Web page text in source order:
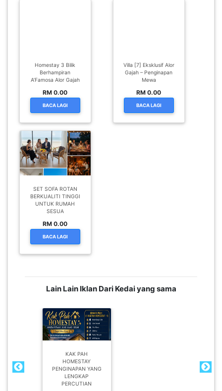
Homestay 3 Bilik
Berhampiran
A’Famosa Alor Gajah
RM 0.00
BACA LAGI
Villa [7] Eksklusif Alor
Gajah – Penginapan
Mewa
RM 0.00
BACA LAGI
SET SOFA ROTAN
BERKUALITI TINGGI
UNTUK RUMAH
SESUA
RM 0.00
BACA LAGI
Lain Lain Iklan Dari Kedai yang sama
KAK PAH
HOMESTAY
PENGINAPAN YANG
LENGKAP
PERCUTIAN